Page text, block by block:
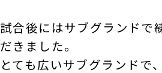
試合後にはサブグランドで
だきました。
とても広いサブグランドで